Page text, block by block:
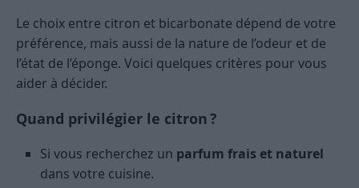
Le choix entre citron et bicarbonate dépend de votre
préférence, mais aussi de la nature de l’odeur et de
l’état de l’éponge. Voici quelques critères pour vous
aider à décider.
Quand privilégier le citron ?
Si vous recherchez un parfum frais et naturel
dans votre cuisine.